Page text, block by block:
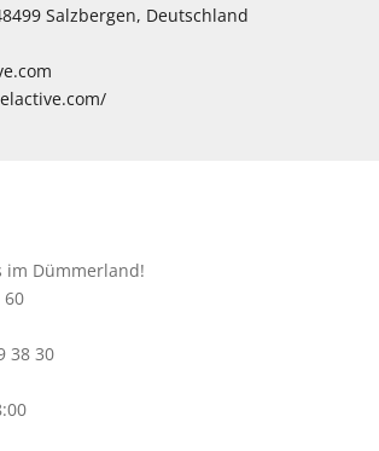
Salzbergen, Deutschland
im Dümmerland!
38 30